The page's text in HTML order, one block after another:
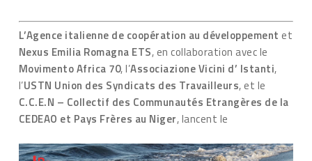
L’Agence italienne de coopération au développement et
Nexus Emilia Romagna ETS, en collaboration avec le
Movimento Africa 70, l’Associazione Vicini d’ Istanti,
l’USTN Union des Syndicats des Travailleurs, et le
C.C.E.N – Collectif des Communautés Etrangères de la
CEDEAO et Pays Frères au Niger, lancent le